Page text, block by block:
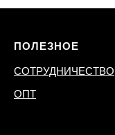
ПОЛЕЗНОЕ
СОТРУДНИЧЕСТВО
ОПТ